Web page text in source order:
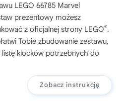
LEGO 66785 Marvel
prezentowy możesz
z oficjalnej strony LEGO®.
Tobie zbudowanie zestawu,
klocków potrzebnych do
Zobacz instrukcję